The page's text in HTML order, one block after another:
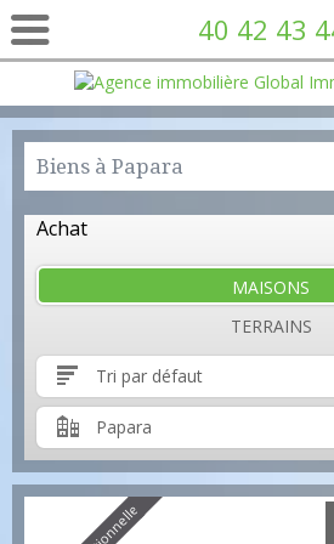
40 42 43
Biens à Papara
Achat
MAISONS
TERRAINS
Tri par défaut
Papara